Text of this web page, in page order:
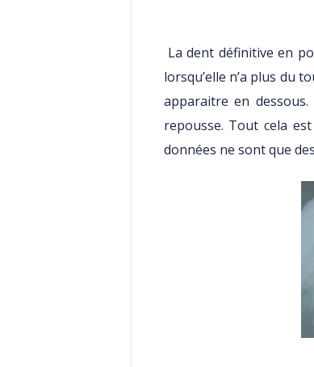
La dent définitive en
lorsqu’elle n’a plus du
apparaitre en
repousse. Tout cela
données ne sont que